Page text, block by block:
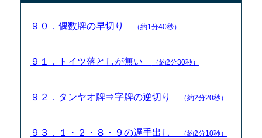
９０．偶数牌の早切り （約1分40秒）
９１．トイツ落としが無い （約2分30秒）
９２．タンヤオ牌⇒字牌の逆切り （約2分20秒）
９３．１・２・８・９の遅手出し （約2分10秒）